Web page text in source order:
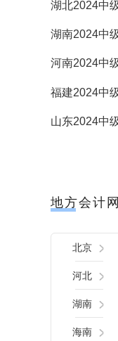
湖北2024中
湖南2024中
河南2024中
福建2024中
山东2024中
地方会计网
北京
河北
湖南
海南